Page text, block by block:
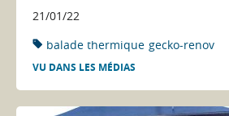
21/01/22
balade thermique gecko-renov
VU DANS LES MÉDIAS